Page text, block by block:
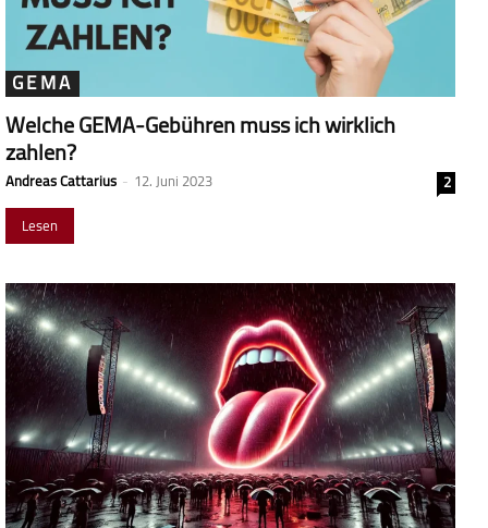
GEMA
Welche GEMA-Gebühren muss ich wirklich
zahlen?
Andreas Cattarius - 12. Juni 2023
2
Lesen